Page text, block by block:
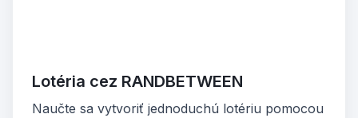
Lotéria cez RANDBETWEEN
Naučte sa vytvoriť jednoduchú lotériu pomocou